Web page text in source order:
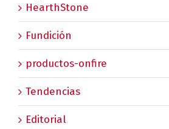
HearthStone
Fundición
productos-onfire
Tendencias
Editorial